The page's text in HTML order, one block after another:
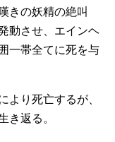
きの妖精の絶叫
動させ、エインヘ
一帯全てに死を与
より死亡するが、
き返る。